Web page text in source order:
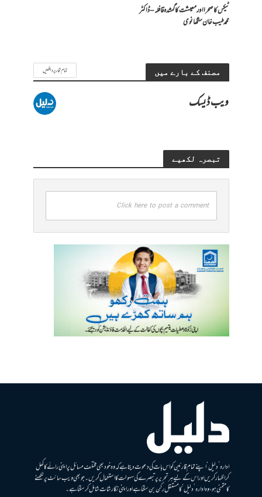
ٹیکس کا صحرا اور معیشت کا گمشدہ قافلہ – ڈاکٹر
محمد طیب خان سنگھانوی
مصنف کے بارے میں تمام تحاریر دیکھیں
ویب ڈیسک
تبصرہ لکھیے
Click here to post a comment
ادارہ ’دلیل‘ اپنے تمام قارئین کو اس بات کی دعوت دیتا ہے کہ وہ خود بھی مختلف مسائل پر اپنی رائے کا کھل
کر اظہار کریں اور اس کے لیے ہر تحریر پر تبصرے کی سہولت کا استعمال کریں۔ جو بھی ویب سائٹ پر لکھنے
کا متمنی ہو، وہ ادارہ ’دلیل‘ کا مستقل رکن بن سکتا ہے اور اپنی نگارشات شامل کرسکتا ہے۔